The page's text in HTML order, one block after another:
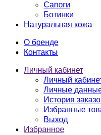
Сапоги
Ботинки
Натуральная кожа
О бренде
Контакты
Личный кабинет
Личный
Личные
История
Избранные
Выход
Избранное